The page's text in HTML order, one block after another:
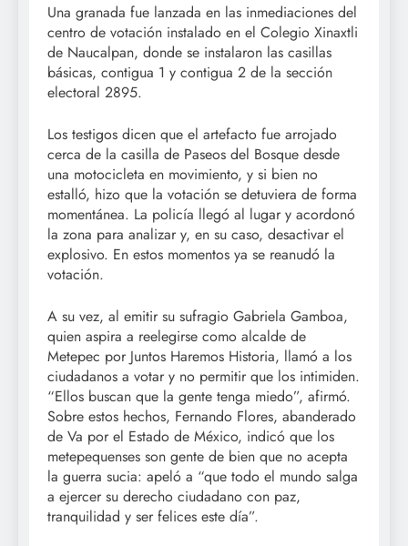
Una granada fue lanzada en las inmediaciones del
centro de votación instalado en el Colegio Xinaxtli
de Naucalpan, donde se instalaron las casillas
básicas, contigua 1 y contigua 2 de la sección
electoral 2895.
Los testigos dicen que el artefacto fue arrojado
cerca de la casilla de Paseos del Bosque desde
una motocicleta en movimiento, y si bien no
estalló, hizo que la votación se detuviera de forma
momentánea. La policía llegó al lugar y acordonó
la zona para analizar y, en su caso, desactivar el
explosivo. En estos momentos ya se reanudó la
votación.
A su vez, al emitir su sufragio Gabriela Gamboa,
quien aspira a reelegirse como alcalde de
Metepec por Juntos Haremos Historia, llamó a los
ciudadanos a votar y no permitir que los intimiden.
“Ellos buscan que la gente tenga miedo”, afirmó.
Sobre estos hechos, Fernando Flores, abanderado
de Va por el Estado de México, indicó que los
metepequenses son gente de bien que no acepta
la guerra sucia: apeló a “que todo el mundo salga
a ejercer su derecho ciudadano con paz,
tranquilidad y ser felices este día”.